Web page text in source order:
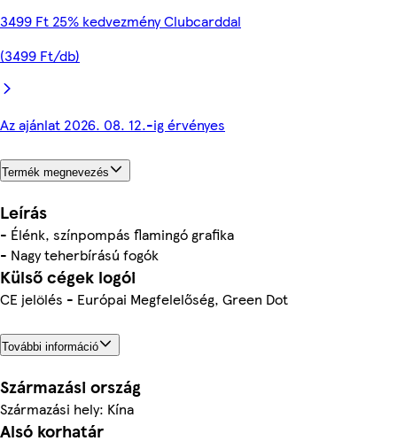
3499 Ft 25% kedvezmény Clubcarddal
(3499 Ft/db)
Az ajánlat 2026. 08. 12.-ig érvényes
Termék megnevezés
Leírás
- Élénk, színpompás flamingó grafika
- Nagy teherbírású fogók
Külső cégek logói
CE jelölés - Európai Megfelelőség, Green Dot
További információ
Származási ország
Származási hely: Kína
Alsó korhatár